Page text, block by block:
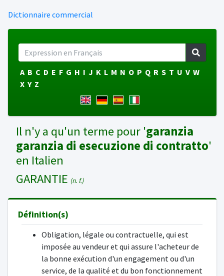
Dictionnaire commercial
A B C D E F G H I J K L M N O P Q R S T U V W
X Y Z
Il n'y a qu'un terme pour 'garanzia
garanzia di esecuzione di contratto'
en Italien
GARANTIE (n. f.)
Définition(s)
Obligation, légale ou contractuelle, qui est
imposée au vendeur et qui assure l'acheteur de
la bonne exécution d'un engagement ou d'un
service, de la qualité et du bon fonctionnement